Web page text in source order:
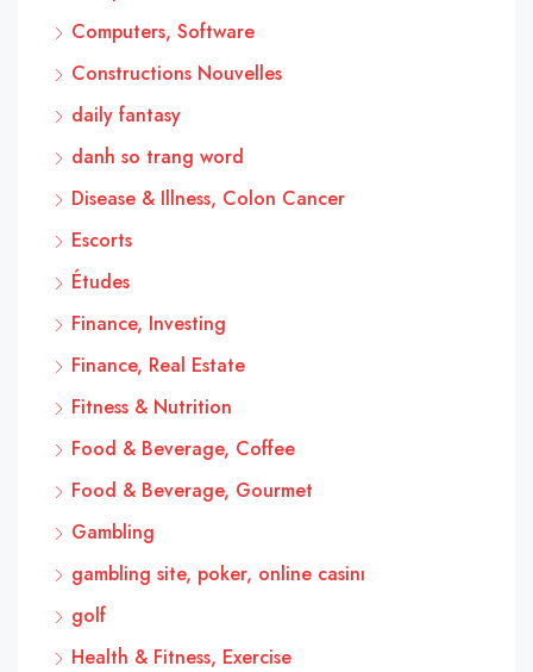
Computers, Software
Constructions Nouvelles
daily fantasy
danh so trang word
Disease & Illness, Colon Cancer
Escorts
Études
Finance, Investing
Finance, Real Estate
Fitness & Nutrition
Food & Beverage, Coffee
Food & Beverage, Gourmet
Gambling
gambling site, poker, online casinı
golf
Health & Fitness, Exercise